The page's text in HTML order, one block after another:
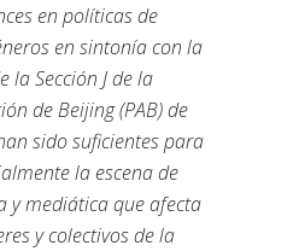
en políticas de
en sintonía con la
la Sección J de la
de Beijing (PAB) de
sido suficientes para
la escena de
y mediática que afecta
y colectivos de la